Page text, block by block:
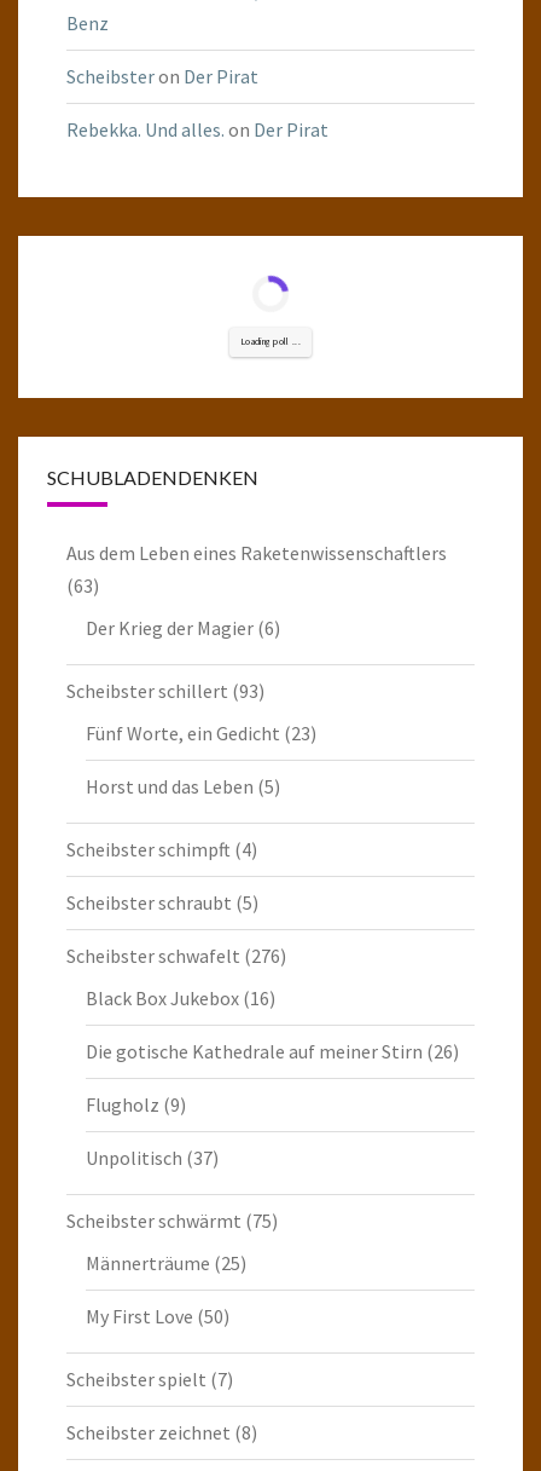
Benz
Scheibsteron Der Pirat
Rebekka. Und alles. on Der Pirat
Loading poll ...
SCHUBLADENDENKEN
Aus dem Leben eines Raketenwissenschaftlers
(63)
Der Krieg der Magier (6)
Scheibster schillert (93)
Fünf Worte, ein Gedicht (23)
Horst und das Leben (5)
Scheibster schimpft (4)
Scheibster schraubt (5)
Scheibster schwafelt (276)
Black Box Jukebox (16)
Die gotische Kathedrale auf meiner Stirn (26)
Flugholz (9)
Unpolitisch (37)
Scheibster schwärmt (75)
Männerträume (25)
My First Love (50)
Scheibster spielt (7)
Scheibster zeichnet (8)